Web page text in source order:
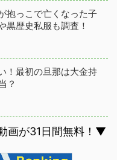
抱っこで亡くなった子
黒歴史私服も調査！
！最初の旦那は大金持
？
画が31日間無料！▼